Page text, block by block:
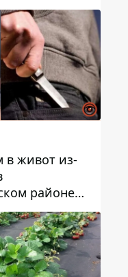
в живот из-
районе